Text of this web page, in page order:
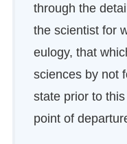
through the
the scientist for
eulogy, that
sciences by not
state prior to
point of